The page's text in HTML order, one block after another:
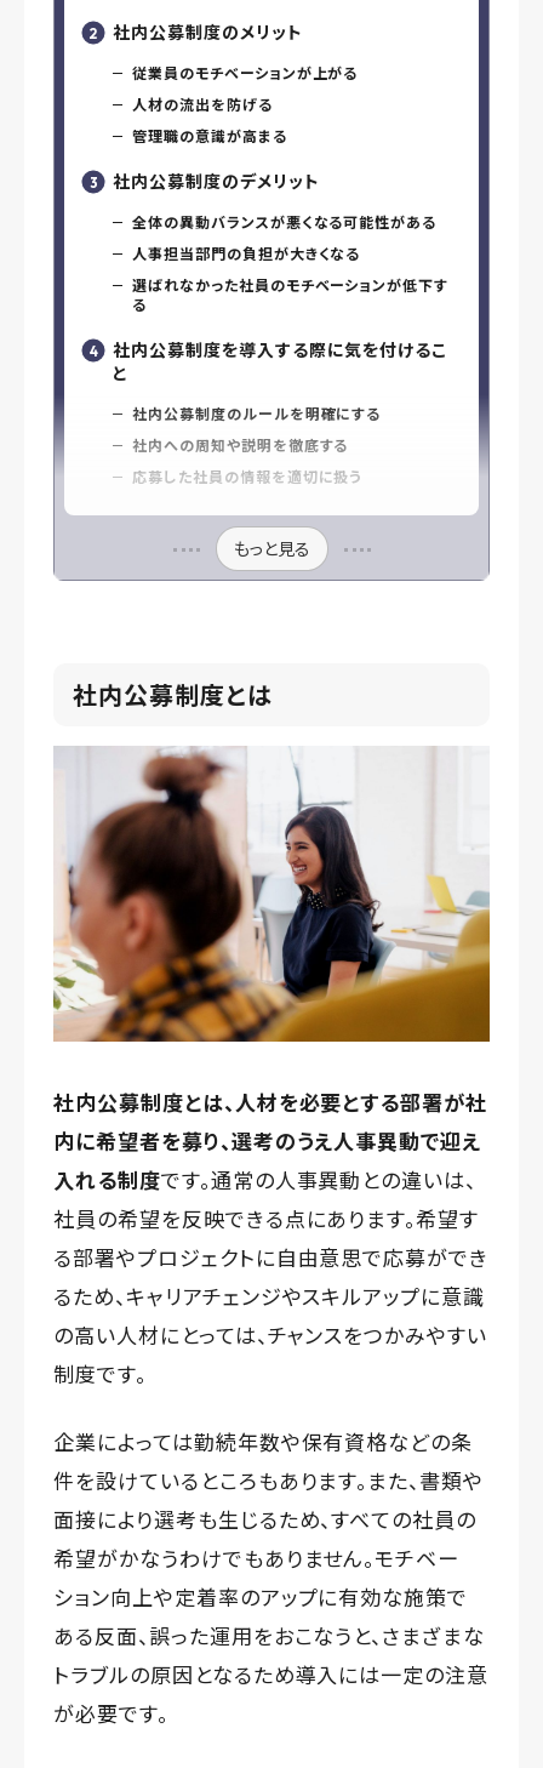
社内公募制度のメリット
従業員のモチベーションが上がる
人材の流出を防げる
管理職の意識が高まる
社内公募制度のデメリット
全体の異動バランスが悪くなる可能性がある
人事担当部門の負担が大きくなる
選ばれなかった社員のモチベーションが低下す
る
社内公募制度を導入する際に気を付けるこ
と
社内公募制度のルールを明確にする
社内への周知や説明を徹底する
応募した社員の情報を適切に扱う
もっと見る
社内公募制度とは
社内公募制度とは、人材を必要とする部署が社
内に希望者を募り、選考のうえ人事異動で迎え
入れる制度です。通常の人事異動との違いは、
社員の希望を反映できる点にあります。希望す
る部署やプロジェクトに自由意思で応募ができ
るため、キャリアチェンジやスキルアップに意識
の高い人材にとっては、チャンスをつかみやすい
制度です。
企業によっては勤続年数や保有資格などの条
件を設けているところもあります。また、書類や
面接により選考も生じるため、すべての社員の
希望がかなうわけでもありません。モチベー
ション向上や定着率のアップに有効な施策で
ある反面、誤った運用をおこなうと、さまざまな
トラブルの原因となるため導入には一定の注意
が必要です。